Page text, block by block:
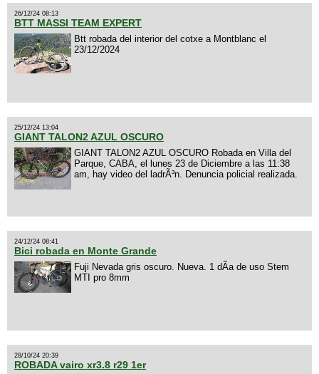
26/12/24 08:13
BTT MASSI TEAM EXPERT
Btt robada del interior del cotxe a Montblanc el
23/12/2024
25/12/24 13:04
GIANT TALON2 AZUL OSCURO
GIANT TALON2 AZUL OSCURO Robada en Villa del
Parque, CABA, el lunes 23 de Diciembre a las 11:38
am, hay video del ladrÃ³n. Denuncia policial realizada.
24/12/24 08:41
Bici robada en Monte Grande
Fuji Nevada gris oscuro. Nueva. 1 dÃ­a de uso Stem
MTI pro 8mm
28/10/24 20:39
ROBADA vairo xr3.8 r29 1er